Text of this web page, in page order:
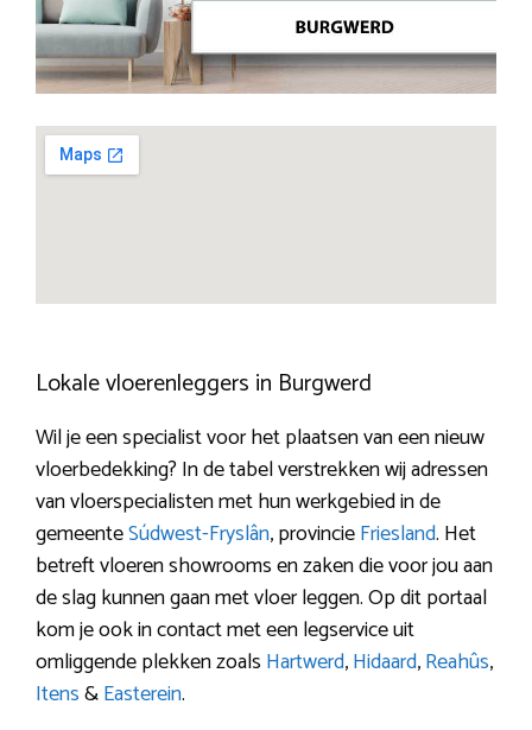
Lokale vloerenleggers in Burgwerd
Wil je een specialist voor het plaatsen van een nieuw
vloerbedekking? In de tabel verstrekken wij adressen
van vloerspecialisten met hun werkgebied in de
gemeenteSúdwest-Fryslân, provincieFriesland. Het
betreft vloeren showrooms en zaken die voor jou aan
de slag kunnen gaan met vloer leggen. Op dit portaal
kom je ook in contact met een legservice uit
omliggende plekken zoals Hartwerd,Hidaard,Reahûs,
Itens&Easterein.